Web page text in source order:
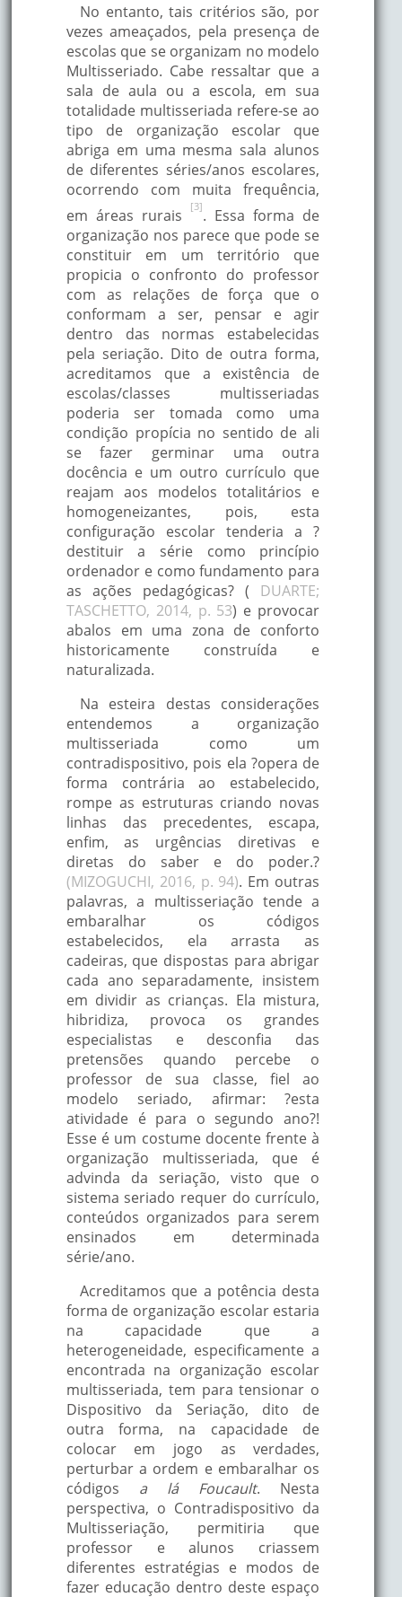
No entanto, tais critérios são, por
vezes ameaçados, pela presença de
escolas que se organizam no modelo
Multisseriado. Cabe ressaltar que a
sala de aula ou a escola, em sua
totalidade multisseriada refere-se ao
tipo de organização escolar que
abriga em uma mesma sala alunos
de diferentes séries/anos escolares,
ocorrendo com muita frequência,
em áreas rurais
[3]. Essa forma de
organização nos parece que pode se
constituir em um território que
propicia o confronto do professor
com as relações de força que o
conformam a ser, pensar e agir
dentro das normas estabelecidas
pela seriação. Dito de outra forma,
acreditamos que a existência de
escolas/classes multisseriadas
poderia ser tomada como uma
condição propícia no sentido de ali
se fazer germinar uma outra
docência e um outro currículo que
reajam aos modelos totalitários e
homogeneizantes, pois, esta
configuração escolar tenderia a ?
destituir a série como princípio
ordenador e como fundamento para
as ações pedagógicas? ( DUARTE;
TASCHETTO, 2014, p. 53) e provocar
abalos em uma zona de conforto
historicamente construída e
naturalizada.
Na esteira destas considerações
entendemos a organização
multisseriada como um
contradispositivo, pois ela ?opera de
forma contrária ao estabelecido,
rompe as estruturas criando novas
linhas das precedentes, escapa,
enfim, as urgências diretivas e
diretas do saber e do poder.?
(MIZOGUCHI, 2016, p. 94). Em outras
palavras, a multisseriação tende a
embaralhar os códigos
estabelecidos, ela arrasta as
cadeiras, que dispostas para abrigar
cada ano separadamente, insistem
em dividir as crianças. Ela mistura,
hibridiza, provoca os grandes
especialistas e desconfia das
pretensões quando percebe o
professor de sua classe, fiel ao
modelo seriado, afirmar: ?esta
atividade é para o segundo ano?!
Esse é um costume docente frente à
organização multisseriada, que é
advinda da seriação, visto que o
sistema seriado requer do currículo,
conteúdos organizados para serem
ensinados em determinada
série/ano.
Acreditamos que a potência desta
forma de organização escolar estaria
na capacidade que a
heterogeneidade, especificamente a
encontrada na organização escolar
multisseriada, tem para tensionar o
Dispositivo da Seriação, dito de
outra forma, na capacidade de
colocar em jogo as verdades,
perturbar a ordem e embaralhar os
códigos a lá Foucault. Nesta
perspectiva, o Contradispositivo da
Multisseriação, permitiria que
professor e alunos criassem
diferentes estratégias e modos de
fazer educação dentro deste espaço